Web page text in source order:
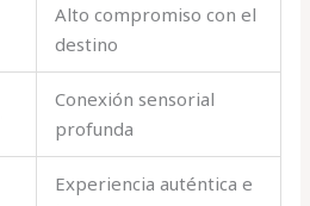
Alto compromiso con el
destino
Conexión sensorial
profunda
Experiencia auténtica e